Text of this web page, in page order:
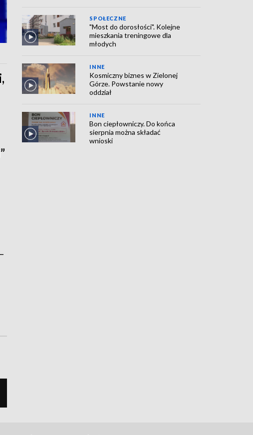
SPOŁECZNE
"Most do dorosłości". Kolejne
mieszkania treningowe dla
młodych
INNE
Kosmiczny biznes w Zielonej
Górze. Powstanie nowy
oddział
INNE
Bon ciepłowniczy. Do końca
sierpnia można składać
wnioski